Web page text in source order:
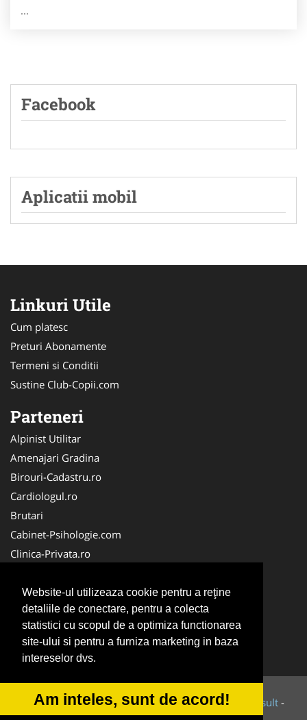
Website-ul utilizeaza cookie pentru a reţine
detaliile de conectare, pentru a colecta
statistici cu scopul de a optimiza functionarea
site-ului si pentru a furniza marketing in baza
intereselor dvs.
Am inteles, sunt de acord!
...
Facebook
Aplicatii mobil
Linkuri Utile
Cum platesc
Preturi Abonamente
Termeni si Conditii
Sustine Club-Copii.com
Parteneri
Alpinist Utilitar
Amenajari Gradina
Birouri-Cadastru.ro
Cardiologul.ro
Brutari
Cabinet-Psihologie.com
Clinica-Privata.ro
Cabinet-Individual.ro
CentruInchirieri.ro
Echipamente Romania
MedicAcupunctura.ro
© 2014-2026 Powered byVilonMedia&Tokaido Consult -